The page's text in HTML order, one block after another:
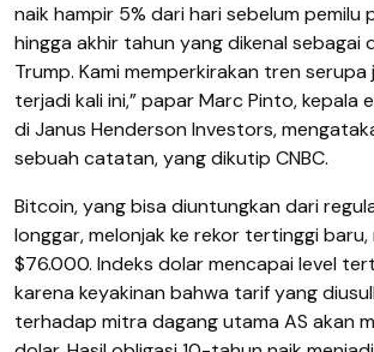
naik hampir 5% dari hari sebelum pemilu
hingga akhir tahun yang dikenal sebagai
Trump. Kami memperkirakan tren serupa
terjadi kali ini,” papar Marc Pinto, kepala
di Janus Henderson Investors,
sebuah catatan, yang dikutip CNBC.
Bitcoin, yang bisa diuntungkan dari
longgar, melonjak ke rekor tertinggi baru,
$76.000. Indeks dolar mencapai level
karena keyakinan bahwa tarif yang
terhadap mitra dagang utama AS akan